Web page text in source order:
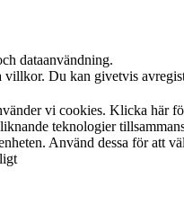
dataanvändning.
Du kan givetvis
vi cookies. Klicka här
teknologier
Använd dessa för att